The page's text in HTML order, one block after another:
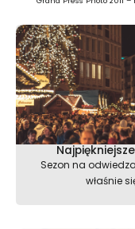
Sezon na
właśnie